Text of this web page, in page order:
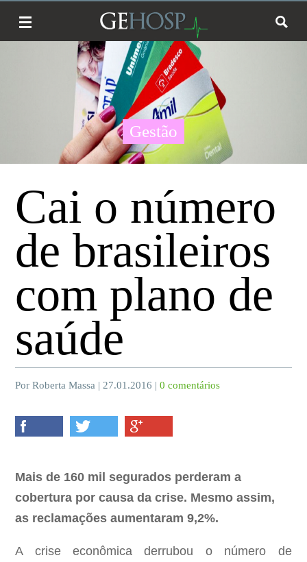
Gestão
Cai o número
de brasileiros
com plano de
saúde
Por Roberta Massa | 27.01.2016 |0 comentários
Mais de 160 mil segurados perderam a
cobertura por causa da crise. Mesmo assim,
as reclamações aumentaram 9,2%.
A crise econômica derrubou o número de